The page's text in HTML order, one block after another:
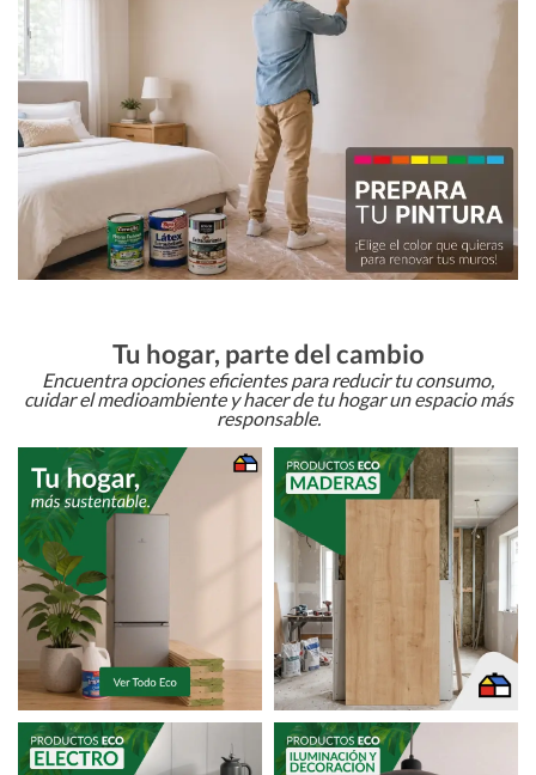
Tu hogar, parte del cambio
Encuentra opciones eficientes para reducir tu consumo,
cuidar el medioambiente y hacer de tu hogar un espacio más
responsable.